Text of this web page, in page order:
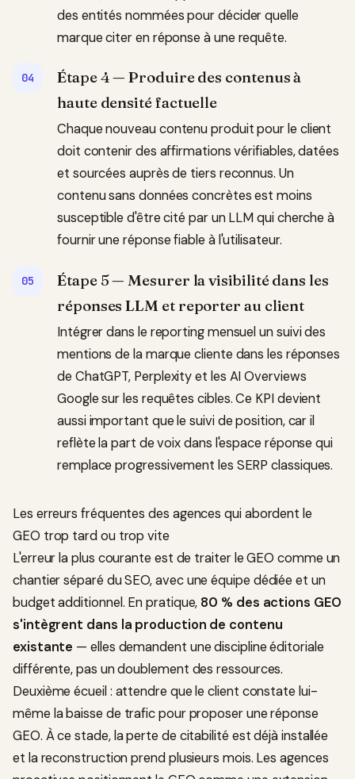
des entités nommées pour décider quelle
marque citer en réponse à une requête.
Étape 4 — Produire des contenus à
haute densité factuelle
Chaque nouveau contenu produit pour le client
doit contenir des affirmations vérifiables, datées
et sourcées auprès de tiers reconnus. Un
contenu sans données concrètes est moins
susceptible d'être cité par un LLM qui cherche à
fournir une réponse fiable à l'utilisateur.
Étape 5 — Mesurer la visibilité dans les
réponses LLM et reporter au client
Intégrer dans le reporting mensuel un suivi des
mentions de la marque cliente dans les réponses
de ChatGPT, Perplexity et les AI Overviews
Google sur les requêtes cibles. Ce KPI devient
aussi important que le suivi de position, car il
reflète la part de voix dans l'espace réponse qui
remplace progressivement les SERP classiques.
Les erreurs fréquentes des agences qui abordent le
GEO trop tard ou trop vite
L'erreur la plus courante est de traiter le GEO comme un
chantier séparé du SEO, avec une équipe dédiée et un
budget additionnel. En pratique, 80 % des actions GEO
s'intègrent dans la production de contenu
existante — elles demandent une discipline éditoriale
différente, pas un doublement des ressources.
Deuxième écueil : attendre que le client constate lui-
même la baisse de trafic pour proposer une réponse
GEO. À ce stade, la perte de citabilité est déjà installée
et la reconstruction prend plusieurs mois. Les agences